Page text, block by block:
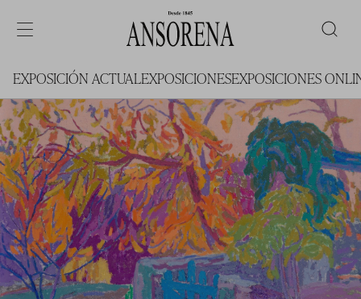
EXPOSICIÓN ACTUALEXPOSICIONESEXPOSICIONES